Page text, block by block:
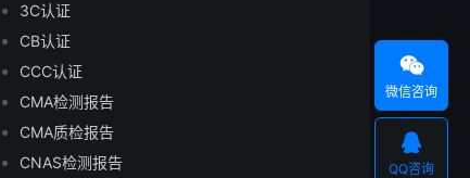
3C认证
CB认证
CCC认证
CMA检测报告
CMA质检报告
CNAS检测报告

微信咨询

QQ咨询